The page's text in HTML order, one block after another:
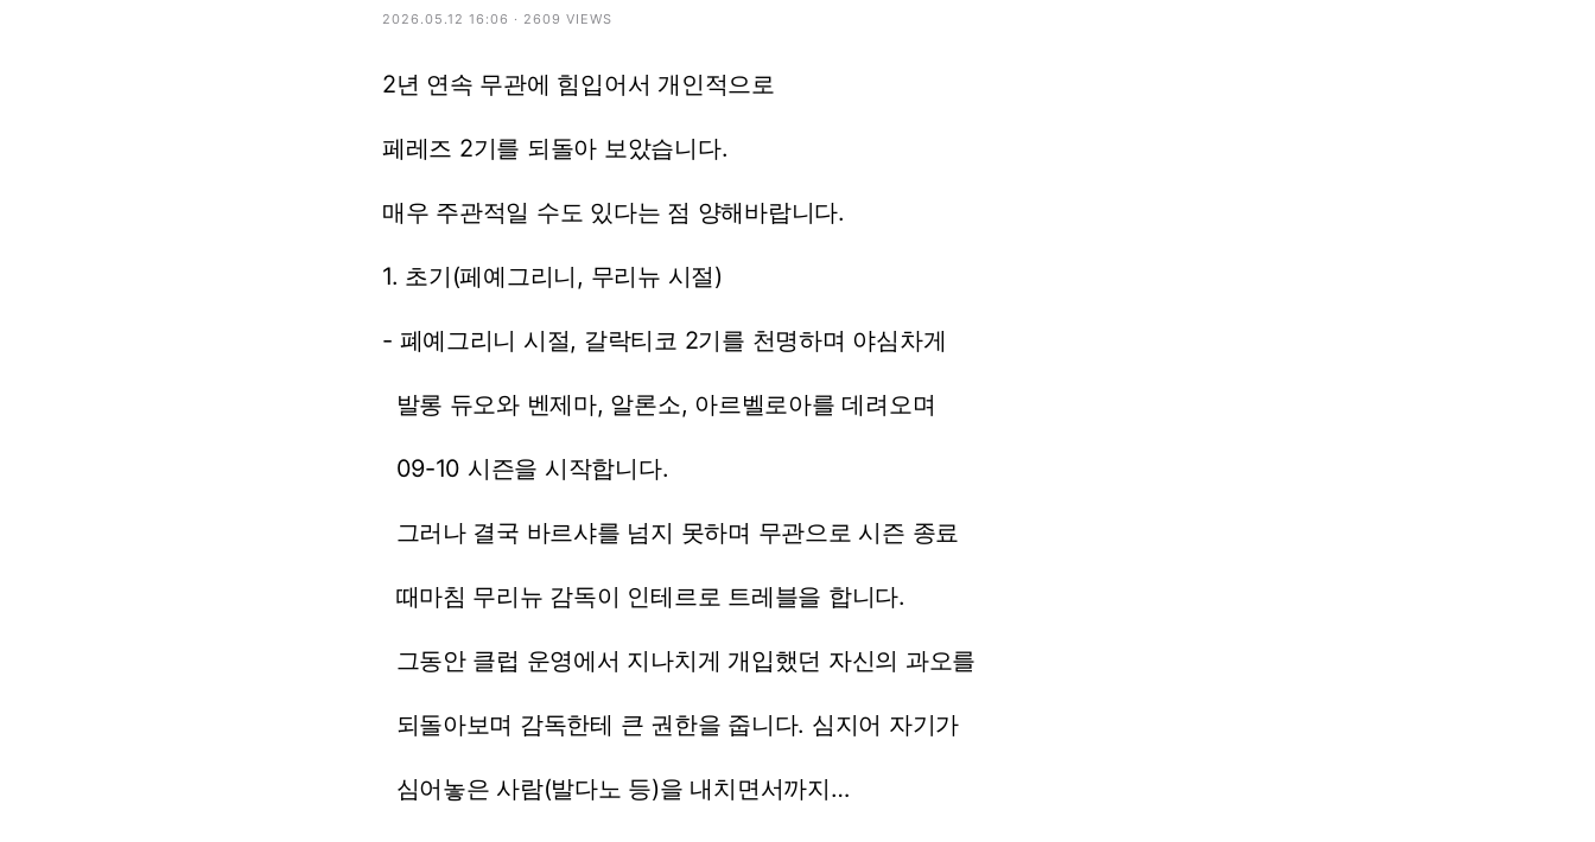
2026.05.12 16:06 · 2609 VIEWS
2년 연속 무관에 힘입어서 개인적으로
페레즈 2기를 되돌아 보았습니다.
매우 주관적일 수도 있다는 점 양해바랍니다.
1. 초기(페예그리니, 무리뉴 시절)
- 폐예그리니 시절, 갈락티코 2기를 천명하며 야심차게
발롱 듀오와 벤제마, 알론소, 아르벨로아를 데려오며
09-10 시즌을 시작합니다.
그러나 결국 바르샤를 넘지 못하며 무관으로 시즌 종료
때마침 무리뉴 감독이 인테르로 트레블을 합니다.
그동안 클럽 운영에서 지나치게 개입했던 자신의 과오를
되돌아보며 감독한테 큰 권한을 줍니다. 심지어 자기가
심어놓은 사람(발다노 등)을 내치면서까지…